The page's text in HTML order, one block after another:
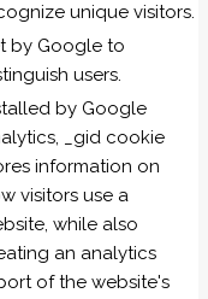
unique visitors.
by Google to
users.
by Google
_gid cookie
information on
visitors use a
while also
an analytics
of the website's